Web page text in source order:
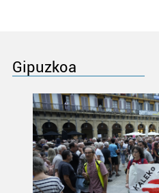
Gipuzkoa